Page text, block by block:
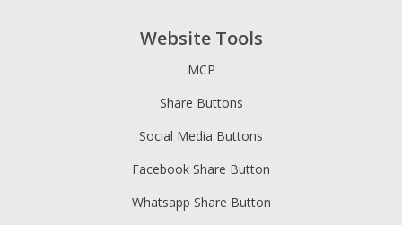
Website Tools
MCP
Share Buttons
Social Media Buttons
Facebook Share Button
Whatsapp Share Button